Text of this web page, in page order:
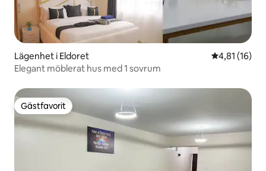
Lägenhet i Eldoret 4,81 av 5 i
4,81 (16)
Elegant möblerat hus med 1 sovrum
Gästfavorit
Gästfavorit